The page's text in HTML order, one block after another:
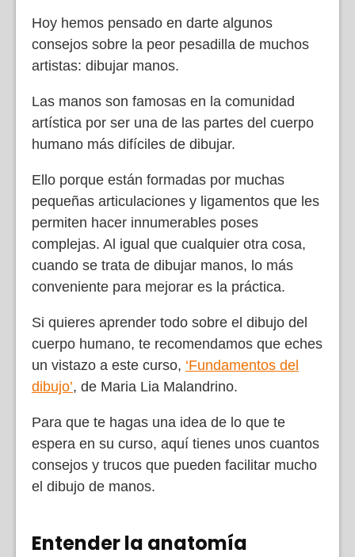
Hoy hemos pensado en darte algunos
consejos sobre la peor pesadilla de muchos
artistas: dibujar manos.
Las manos son famosas en la comunidad
artística por ser una de las partes del cuerpo
humano más difíciles de dibujar.
Ello porque están formadas por muchas
pequeñas articulaciones y ligamentos que les
permiten hacer innumerables poses
complejas. Al igual que cualquier otra cosa,
cuando se trata de dibujar manos, lo más
conveniente para mejorar es la práctica.
Si quieres aprender todo sobre el dibujo del
cuerpo humano, te recomendamos que eches
un vistazo a este curso, ‘Fundamentos del
dibujo’, de Maria Lia Malandrino.
Para que te hagas una idea de lo que te
espera en su curso, aquí tienes unos cuantos
consejos y trucos que pueden facilitar mucho
el dibujo de manos.
Entender la anatomía